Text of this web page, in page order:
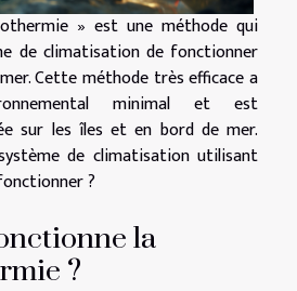
» est une méthode qui
de climatisation de fonctionner
Cette méthode très efficace a
minimal et est
sur les îles et en bord de mer.
de climatisation utilisant
?
la
?